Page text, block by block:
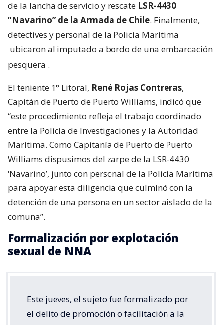
de la lancha de servicio y rescate LSR-4430
“Navarino” de la Armada de Chile. Finalmente,
detectives y personal de la Policía Marítima
ubicaron al imputado a bordo de una embarcación
pesquera .
El teniente 1° Litoral, René Rojas Contreras,
Capitán de Puerto de Puerto Williams, indicó que
“este procedimiento refleja el trabajo coordinado
entre la Policía de Investigaciones y la Autoridad
Marítima. Como Capitanía de Puerto de Puerto
Williams dispusimos del zarpe de la LSR-4430
‘Navarino’, junto con personal de la Policía Marítima
para apoyar esta diligencia que culminó con la
detención de una persona en un sector aislado de la
comuna”.
Formalización por explotación
sexual de NNA
Este jueves, el sujeto fue formalizado por
el delito de promoción o facilitación a la